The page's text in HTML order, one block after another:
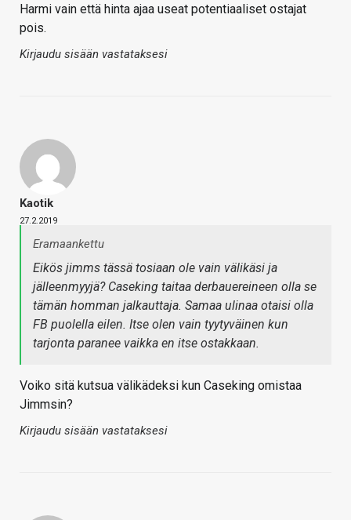
Harmi vain että hinta ajaa useat potentiaaliset ostajat
pois.
Kirjaudu sisään vastataksesi
Kaotik
27.2.2019
Eramaankettu
Eikös jimms tässä tosiaan ole vain välikäsi ja
jälleenmyyjä? Caseking taitaa derbauereineen olla se
tämän homman jalkauttaja. Samaa ulinaa otaisi olla
FB puolella eilen. Itse olen vain tyytyväinen kun
tarjonta paranee vaikka en itse ostakkaan.
Voiko sitä kutsua välikädeksi kun Caseking omistaa
Jimmsin?
Kirjaudu sisään vastataksesi